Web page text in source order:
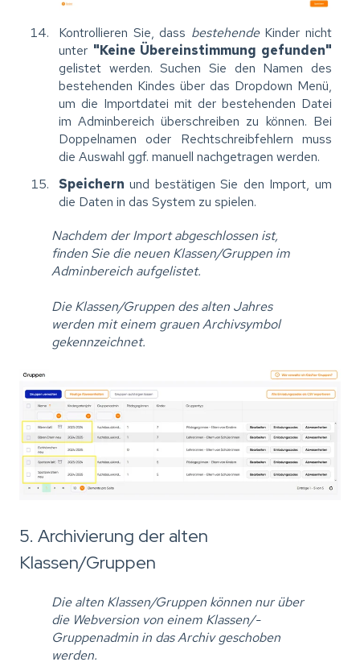
Kontrollieren Sie, dass bestehendeKinder nicht
unter "Keine Übereinstimmung gefunden"
gelistet werden. Suchen Sie den Namen des
bestehenden Kindes über das Dropdown Menü,
um die Importdatei mit der bestehenden Datei
im Adminbereich überschreiben zu können. Bei
Doppelnamen oder Rechtschreibfehlern muss
die Auswahl ggf. manuell nachgetragen werden.
Speichern und bestätigen Sie den Import, um
die Daten in das System zu spielen.
Nachdem der Import abgeschlossen ist,
finden Sie die neuen Klassen/Gruppen im
Adminbereich aufgelistet.
Die Klassen/Gruppen des alten Jahres
werden mit einem grauen Archivsymbol
gekennzeichnet.
5. Archivierung der alten
Klassen/Gruppen
Die alten Klassen/Gruppen können nur über
die Webversion von einem Klassen/-
Gruppenadmin in das Archiv geschoben
werden.